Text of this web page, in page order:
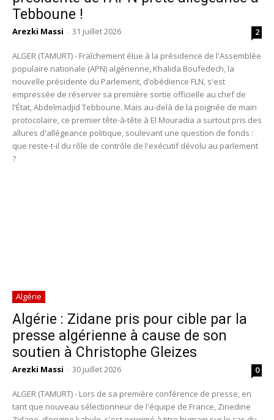
Tebboune !
Arezki Massi - 31 juillet 2026 2
ALGER (TAMURT) - Fraîchement élue à la présidence de l'Assemblée
populaire nationale (APN) algérienne, Khalida Boufedech, la
nouvelle présidente du Parlement, d’obédience FLN, s'est
empressée de réserver sa première sortie officielle au chef de
l'État, Abdelmadjid Tebboune. Mais au-delà de la poignée de main
protocolaire, ce premier tête-à-tête à El Mouradia a surtout pris des
allures d'allégeance politique, soulevant une question de fonds :
que reste-t-il du rôle de contrôle de l'exécutif dévolu au parlement
?
Algérie
Algérie : Zidane pris pour cible par la
presse algérienne à cause de son
soutien à Christophe Gleizes
Arezki Massi - 30 juillet 2026 0
ALGER (TAMURT) - Lors de sa première conférence de presse, en
tant que nouveau sélectionneur de l'équipe de France, Zinedine